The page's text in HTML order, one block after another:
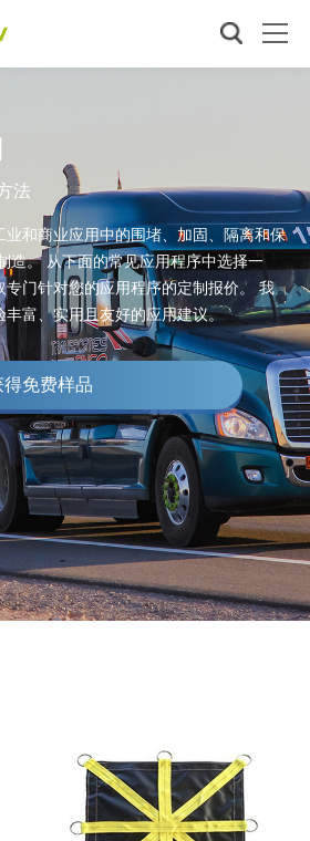
法
业和商业应用中的围堵、加固、隔离和保
造。 从下面的常见应用程序中选择一
门针对您的应用程序的定制报价。 我
富、实用且友好的应用建议。
得免费样品